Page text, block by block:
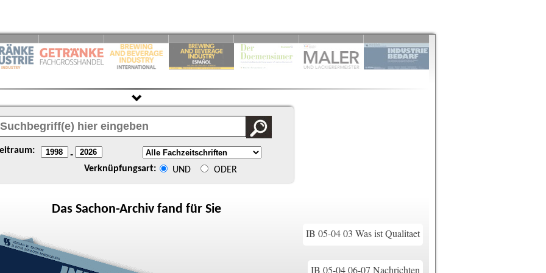
-
Verknüpfungsart: UND ODER
Das Sachon-Archiv fand für Sie
IB 05-04 03 Was ist Qualitaet
IB 05-04 06-07 Nachrichten